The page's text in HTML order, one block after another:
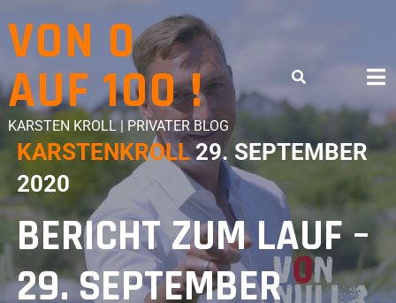
VON 0
AUF 100 !
KARSTEN KROLL | PRIVATER BLOG
KARSTENKROLL 29. SEPTEMBER
2020
BERICHT ZUM LAUF –
29. SEPTEMBER